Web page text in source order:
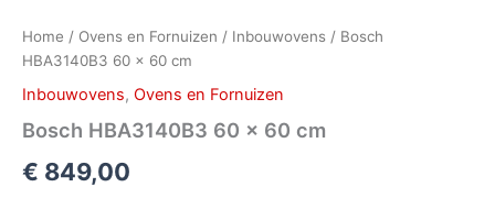
Home / Ovens en Fornuizen / Inbouwovens / Bosch
HBA3140B3 60 x 60 cm
Inbouwovens, Ovens en Fornuizen
Bosch HBA3140B3 60 x 60 cm
€ 849,00
x
60
cm
aantal